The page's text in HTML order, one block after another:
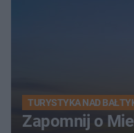
TURYSTYKA NAD
Zapomnij o